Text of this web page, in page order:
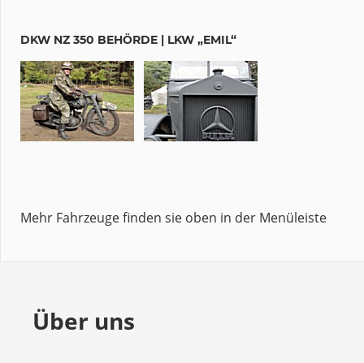
DKW NZ 350 BEHÖRDE | LKW „EMIL“
Mehr Fahrzeuge finden sie oben in der Menüleiste
Über uns